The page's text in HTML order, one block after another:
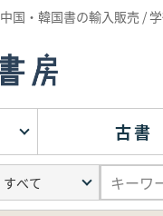
国・韓国書の輸入販売 /
古書